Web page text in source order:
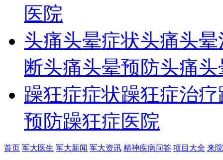
医院
头痛头晕症状头痛头
断头痛头晕预防头痛
躁狂症症状躁狂症治疗
预防躁狂症医院
首页 军大医生 军大新闻 军大资讯 精神疾病问答 项目大全 来